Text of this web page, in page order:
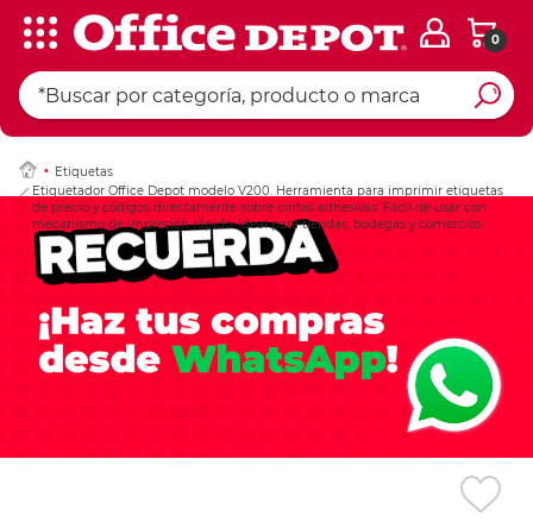
0
Etiquetas
Etiquetador Office Depot modelo V200. Herramienta para imprimir etiquetas
de precio y códigos directamente sobre cintas adhesivas. Fácil de usar con
mecanismo de impresión rápido. Ideal para tiendas, bodegas y comercios.
Ingresar Codigo